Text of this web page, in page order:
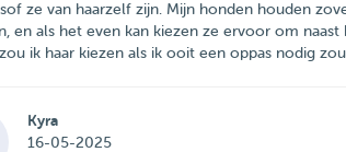
ze van haarzelf zijn. Mijn honden houden
en als het even kan kiezen ze ervoor om
ik haar kiezen als ik ooit een oppas nodig
Kyra
16-05-2025